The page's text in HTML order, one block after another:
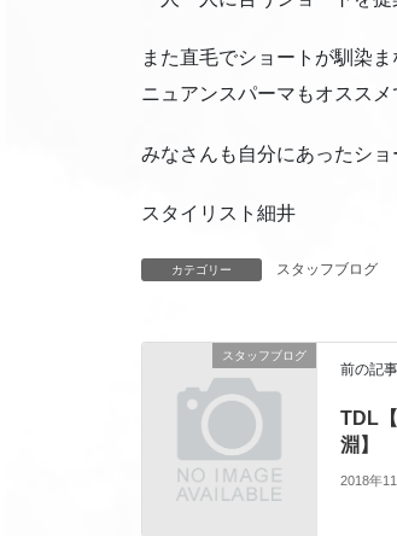
また直毛でショートが馴染
ニュアンスパーマもオススメ
みなさんも自分にあったシ
スタイリスト細井
カテゴリー スタッフブログ
スタッフブログ
前の記事
TDL
淵】
2018年